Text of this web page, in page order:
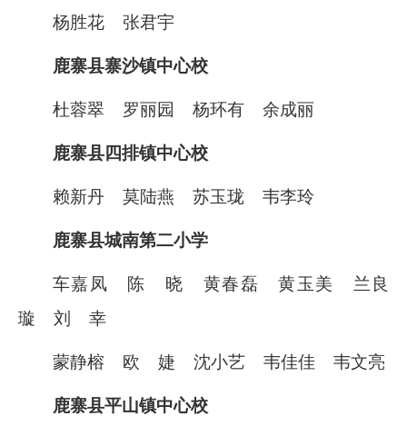
杨胜花 张君宇
鹿寨县寨沙镇中心校
杜蓉翠 罗丽园 杨环有 余成丽
鹿寨县四排镇中心校
赖新丹 莫陆燕 苏玉珑 韦李玲
鹿寨县城南第二小学
车嘉凤 陈 晓 黄春磊 黄玉美
兰良
璇 刘 幸
蒙静榕 欧 婕 沈小艺 韦佳佳 韦文亮
鹿寨县平山镇中心校